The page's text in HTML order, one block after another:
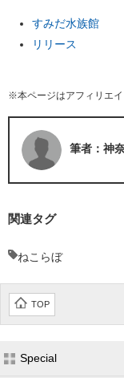
すみだ水族館
リリース
※本ページはアフィリエ
筆者：神
関連タグ
ねこらぼ
TOP
Special